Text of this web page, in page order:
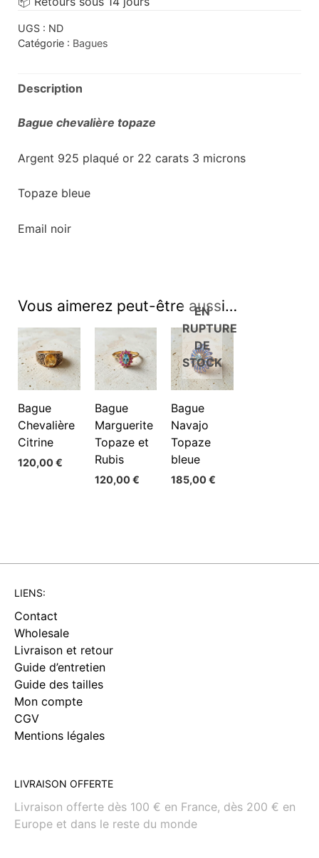
UGS : ND
Catégorie : Bagues
Description
Bague chevalière topaze
Argent 925 plaqué or 22 carats 3 microns
Topaze bleue
Email noir
Vous aimerez peut-être aussi…
Bague
Chevalière
Citrine
120,00€
Bague
Marguerite
Topaze et
Rubis
120,00€
EN
RUPTURE
DE
STOCK
Bague
Navajo
Topaze
bleue
185,00€
LIENS:
Contact
Wholesale
Livraison et retour
Guide d’entretien
Guide des tailles
Mon compte
CGV
Mentions légales
LIVRAISON OFFERTE
Livraison offerte dès 100 € en France, dès 200 € en
Europe et dans le reste du monde